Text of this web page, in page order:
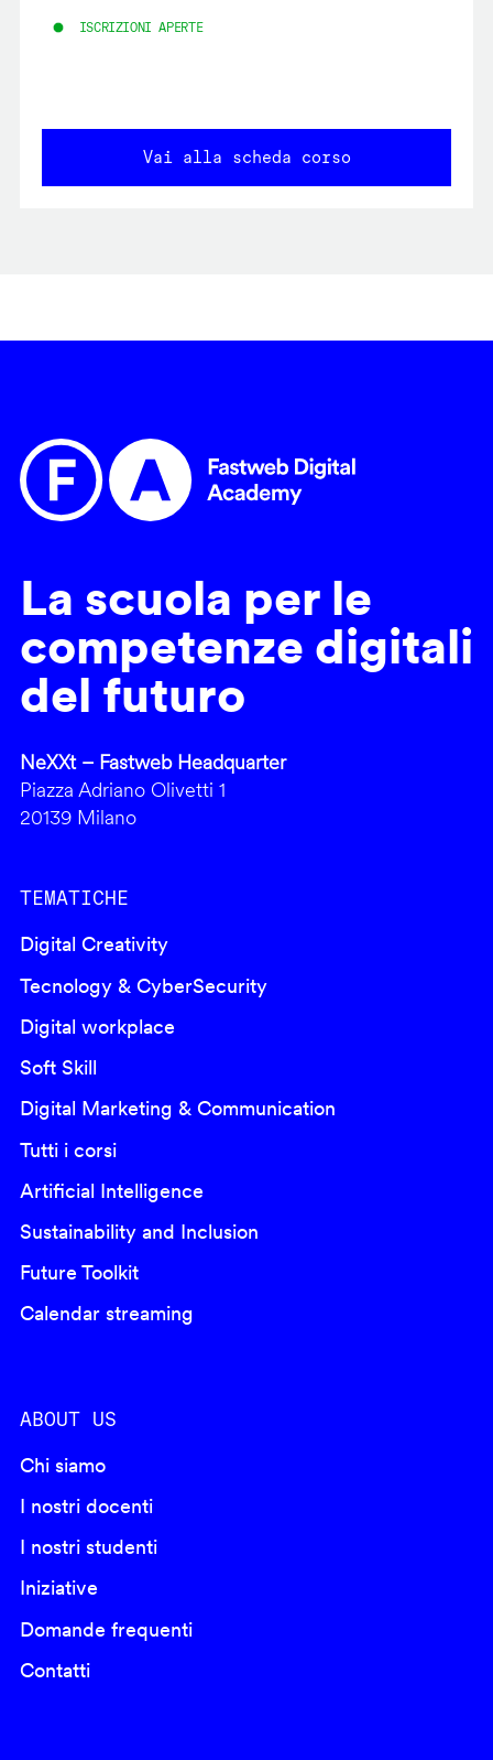
ISCRIZIONI APERTE
Vai alla scheda corso
La scuola per le
competenze digitali
del futuro
NeXXt – Fastweb Headquarter
Piazza Adriano Olivetti 1
20139 Milano
TEMATICHE
Digital Creativity
Tecnology & CyberSecurity
Digital workplace
Soft Skill
Digital Marketing & Communication
Tutti i corsi
Artificial Intelligence
Sustainability and Inclusion
Future Toolkit
Calendar streaming
ABOUT US
Chi siamo
I nostri docenti
I nostri studenti
Iniziative
Domande frequenti
Contatti